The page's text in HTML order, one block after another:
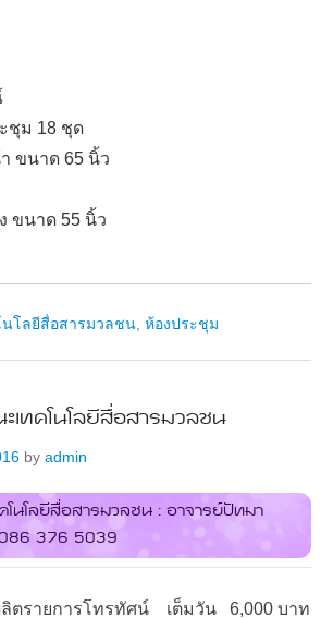
ชุม 18 ชุด
ขนาด 65 นิ้ว
ขนาด 55 นิ้ว
โลยีสื่อสารมวลชน ห้องประชุม
ทคโนโลยีสื่อสารมวลชน
by admin
นโลยีสื่อสารมวลชน : อาจารย์ปัทมา
376 5039
ตรายการโทรทัศน์ เต็มวัน 6,000 บาท